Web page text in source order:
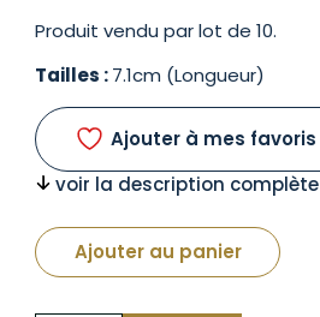
Produit vendu par lot de 10.
Tailles :7.1cm (Longueur)
Ajouter à mes favoris
voir la description complète
Ajouter au panier